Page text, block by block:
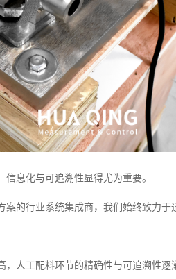
息化与可追溯性显得尤为重要。
的行业系统集成商，我们始终致力
人工配料环节的精确性与可追溯性